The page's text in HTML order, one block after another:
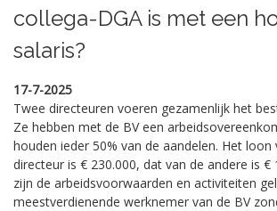
collega-DGA is met een
salaris?
17-7-2025
Twee directeuren voeren gezamenlijk het
Ze hebben met de BV een
houden ieder 50% van de aandelen. Het loon
directeur is € 230.000, dat van de andere is €
zijn de arbeidsvoorwaarden en activiteiten
meestverdienende werknemer van de BV